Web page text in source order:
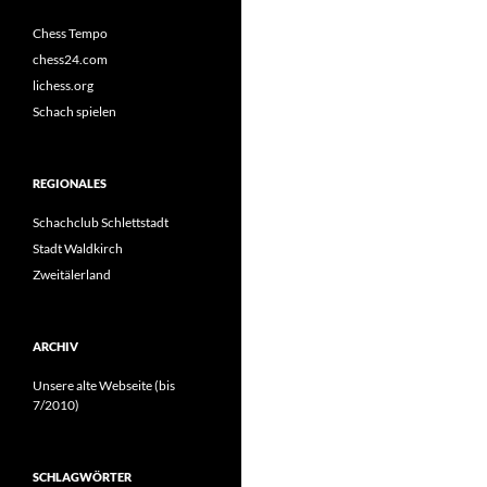
Chess Tempo
chess24.com
lichess.org
Schach spielen
REGIONALES
Schachclub Schlettstadt
Stadt Waldkirch
Zweitälerland
ARCHIV
Unsere alte Webseite (bis
7/2010)
SCHLAGWÖRTER